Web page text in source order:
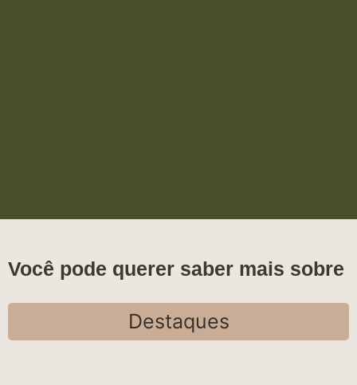
Você pode querer saber mais sobre
Destaques